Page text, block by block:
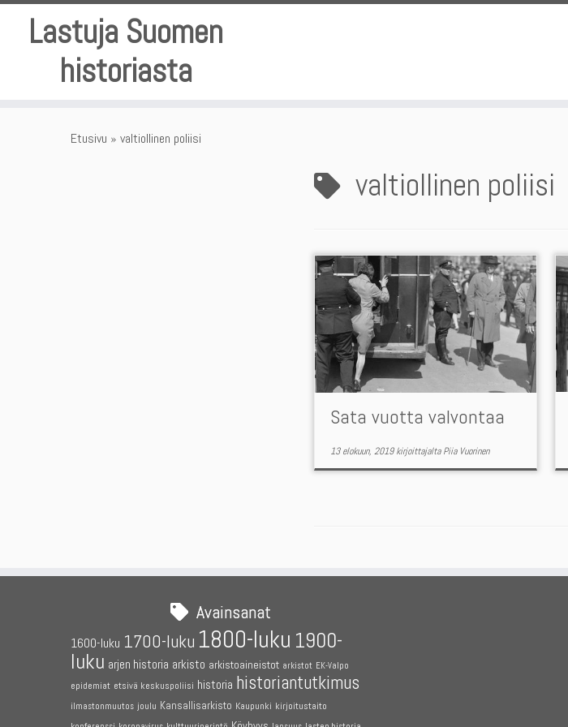
Skip
Lastuja Suomen
historiasta
Etusivu » valtiollinen poliisi
valtiollinen poliisi
Sata vuotta valvontaa
13 elokuun, 2019 kirjoittajaltaPiia Vuorinen
Avainsanat
1600-luku 1700-luku 1800-luku 1900-
luku arjen historia arkisto arkistoaineistot arkistot EK-Valpo
epidemiat etsivä keskuspoliisi historia historiantutkimus
ilmastonmuutos joulu Kansallisarkisto Kaupunki kirjoitustaito